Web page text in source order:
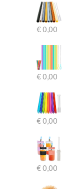
€0,00
€0,00
€0,00
€0,00